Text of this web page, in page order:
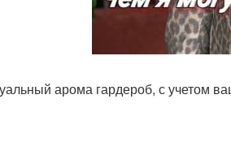
арома гардероб, с учетом